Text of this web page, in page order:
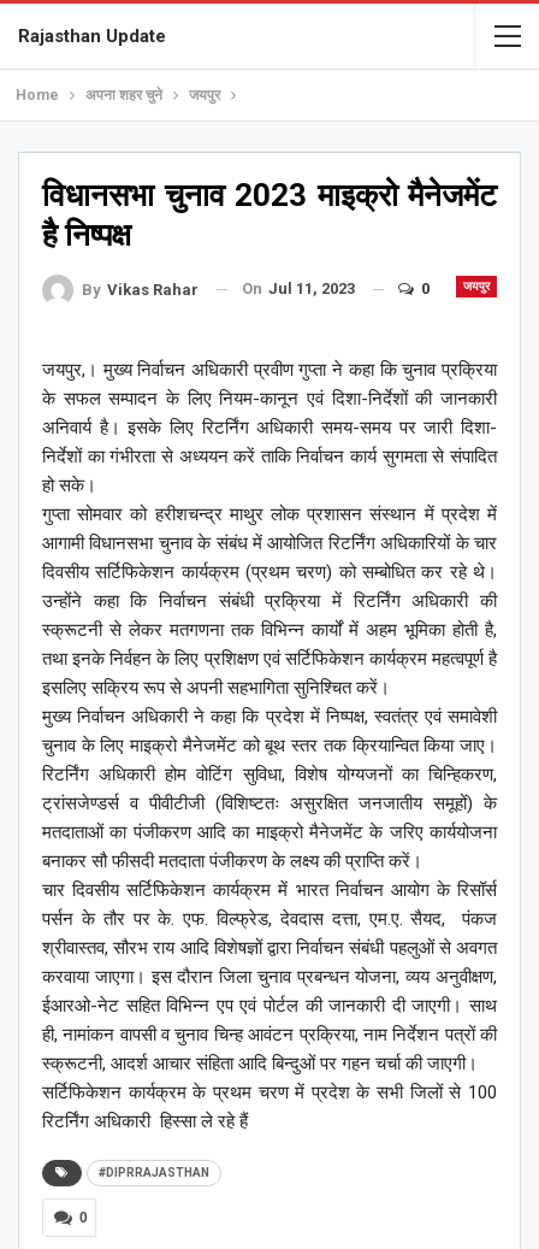
Rajasthan Update
Home अपना शहर चुने जयपुर
विधानसभा चुनाव 2023 माइक्रो मैनेजमेंट
है निष्पक्ष
जयपुर
By Vikas Rahar On Jul 11, 2023 0
जयपुर,। मुख्य निर्वाचन अधिकारी प्रवीण गुप्ता ने कहा कि चुनाव प्रक्रिया
के सफल सम्पादन के लिए नियम-कानून एवं दिशा-निर्देशों की जानकारी
अनिवार्य है। इसके लिए रिटर्निंग अधिकारी समय-समय पर जारी दिशा-
निर्देशों का गंभीरता से अध्ययन करें ताकि निर्वाचन कार्य सुगमता से संपादित
हो सके।
गुप्ता सोमवार को हरीशचन्द्र माथुर लोक प्रशासन संस्थान में प्रदेश में
आगामी विधानसभा चुनाव के संबंध में आयोजित रिटर्निंग अधिकारियों के चार
दिवसीय सर्टिफिकेशन कार्यक्रम (प्रथम चरण) को सम्बोधित कर रहे थे।
उन्होंने कहा कि निर्वाचन संबंधी प्रक्रिया में रिटर्निंग अधिकारी की
स्क्रूटनी से लेकर मतगणना तक विभिन्न कार्यों में अहम भूमिका होती है,
तथा इनके निर्वहन के लिए प्रशिक्षण एवं सर्टिफिकेशन कार्यक्रम महत्वपूर्ण है
इसलिए सक्रिय रूप से अपनी सहभागिता सुनिश्चित करें।
मुख्य निर्वाचन अधिकारी ने कहा कि प्रदेश में निष्पक्ष, स्वतंत्र एवं समावेशी
चुनाव के लिए माइक्रो मैनेजमेंट को बूथ स्तर तक क्रियान्वित किया जाए।
रिटर्निंग अधिकारी होम वोटिंग सुविधा, विशेष योग्यजनों का चिन्हिकरण,
ट्रांसजेण्डर्स व पीवीटीजी (विशिष्टतः असुरक्षित जनजातीय समूहों) के
मतदाताओं का पंजीकरण आदि का माइक्रो मैनेजमेंट के जरिए कार्ययोजना
बनाकर सौ फीसदी मतदाता पंजीकरण के लक्ष्य की प्राप्ति करें।
चार दिवसीय सर्टिफिकेशन कार्यक्रम में भारत निर्वाचन आयोग के रिसॉर्स
पर्सन के तौर पर के. एफ. विल्फ्रेड, देवदास दत्ता, एम.ए. सैयद, पंकज
श्रीवास्तव, सौरभ राय आदि विशेषज्ञों द्वारा निर्वाचन संबंधी पहलुओं से अवगत
करवाया जाएगा। इस दौरान जिला चुनाव प्रबन्धन योजना, व्यय अनुवीक्षण,
ईआरओ-नेट सहित विभिन्न एप एवं पोर्टल की जानकारी दी जाएगी। साथ
ही, नामांकन वापसी व चुनाव चिन्ह आवंटन प्रक्रिया, नाम निर्देशन पत्रों की
स्क्रूटनी, आदर्श आचार संहिता आदि बिन्दुओं पर गहन चर्चा की जाएगी।
सर्टिफिकेशन कार्यक्रम के प्रथम चरण में प्रदेश के सभी जिलों से 100
रिटर्निंग अधिकारी हिस्सा ले रहे हैं
#DIPRRAJASTHAN
0